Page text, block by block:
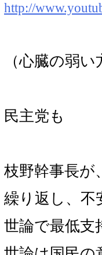
http://
（心臓の弱
民主党も
枝野幹事長が
繰り返し、不
世論で最低支